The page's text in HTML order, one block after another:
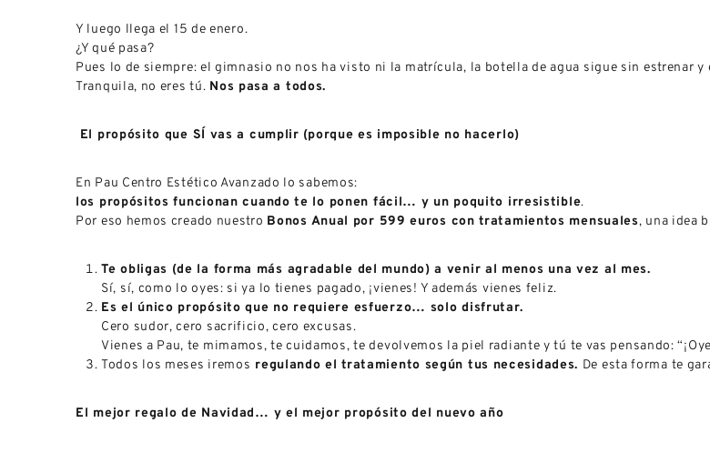
Y luego llega el 15 de enero.
¿Y qué pasa?
Pues lo de siempre: el gimnasio no nos ha visto ni la matrícula, la botella de agua sigue sin estrenar
Tranquila, no eres tú. Nos pasa a todos.
El propósito que SÍ vas a cumplir (porque es imposible no hacerlo)
En Pau Centro Estético Avanzado lo sabemos:
los propósitos funcionan cuando te lo ponen fácil… y un poquito irresistible.
Por eso hemos creado nuestro Bonos Anual por 599 euros con tratamientos mensuales, una idea
Te obligas (de la forma más agradable del mundo) a venir al menos una vez al mes.
Sí, sí, como lo oyes: si ya lo tienes pagado, ¡vienes! Y además vienes feliz.
Es el único propósito que no requiere esfuerzo… solo disfrutar.
Cero sudor, cero sacrificio, cero excusas.
Vienes a Pau, te mimamos, te cuidamos, te devolvemos la piel radiante y tú te vas pensando:
Todos los meses iremos regulando el tratamiento según tus necesidades. De esta forma te
El mejor regalo de Navidad… y el mejor propósito del nuevo año